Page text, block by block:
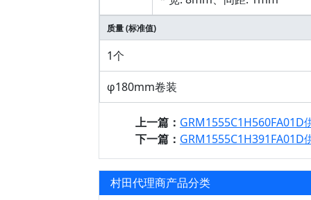
质量 (标准值)
1个
φ180mm卷装
上一篇：
下一篇：
村田代理商产品分类